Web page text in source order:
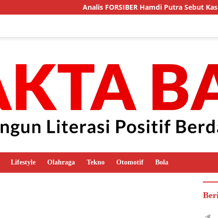
Analis FORSIBER Hamdi Putra Sebut Kasus Pogalan Dua
Lifestyle Olahraga Tekno Otomotif Bola